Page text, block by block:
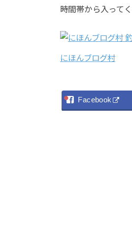
時間帯から入って
にほんブログ村
Facebook